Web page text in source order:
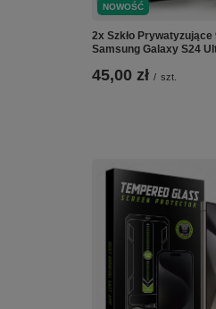
NOWOŚĆ
2x Szkło
Samsung Galaxy S24
45,00 zł / szt.